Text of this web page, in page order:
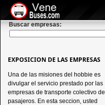
Buscar empresas:
EXPOSICION DE LAS EMPRESAS
Una de las misiones del hobbie es
divulgar el servicio prestado por las
empresas de transporte colectivo de
pasajeros. En esta seccion, usted